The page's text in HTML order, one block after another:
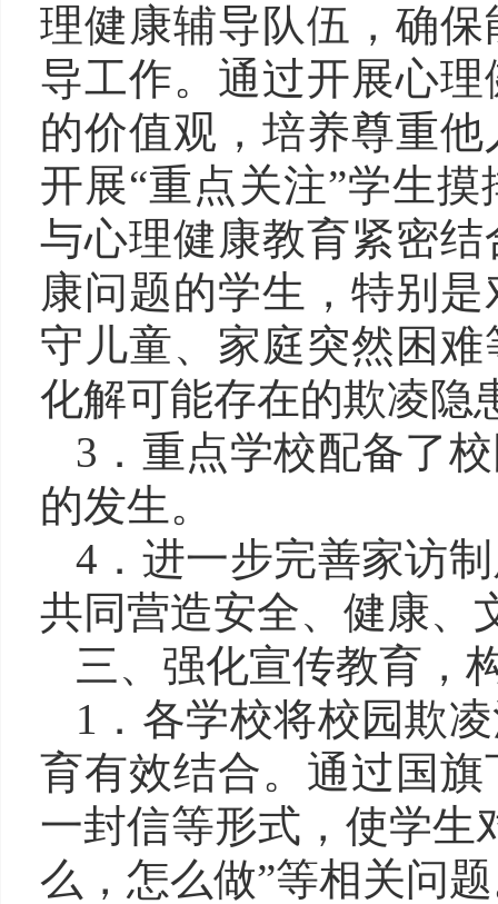
理健康辅导队伍，确
导工作。通过开展心
的价值观，培养尊重
开展“重点关注”学生
与心理健康教育紧密
康问题的学生，特别
守儿童、家庭突然困
化解可能存在的欺凌隐
3．重点学校配备了
的发生。
4．进一步完善家访
共同营造安全、健康、
三、强化宣传教育，
1．各学校将校园欺
育有效结合。通过国
一封信等形式，使学生
么，怎么做”等相关问